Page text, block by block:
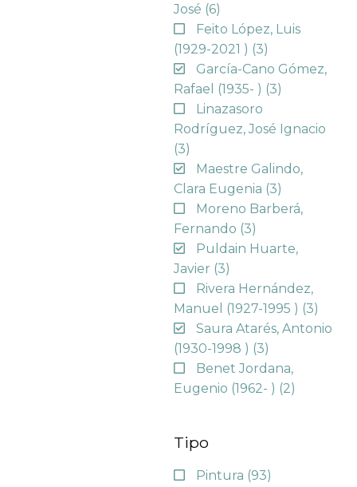
José (6)
Feito López, Luis
(1929-2021 ) (3)
García-Cano Gómez,
Rafael (1935- ) (3)
Linazasoro
Rodríguez, José Ignacio
(3)
Maestre Galindo,
Clara Eugenia (3)
Moreno Barberá,
Fernando (3)
Puldain Huarte,
Javier (3)
Rivera Hernández,
Manuel (1927-1995 ) (3)
Saura Atarés, Antonio
(1930-1998 ) (3)
Benet Jordana,
Eugenio (1962- ) (2)
Tipo
Pintura (93)